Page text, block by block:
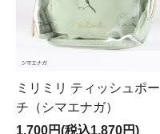
ミリミリ ティッシュポー
チ（シマエナガ）
1,700円(税込1,870円)